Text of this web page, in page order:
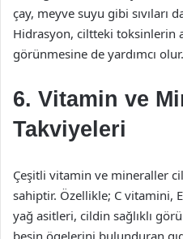
çay, meyve suyu gibi sıvıları
Hidrasyon, ciltteki toksinlerin
görünmesine de yardımcı olur.
6. Vitamin ve
Takviyeleri
Çeşitli vitamin ve mineraller
sahiptir. Özellikle; C vitamini,
yağ asitleri, cildin sağlıklı
besin ögelerini bulunduran